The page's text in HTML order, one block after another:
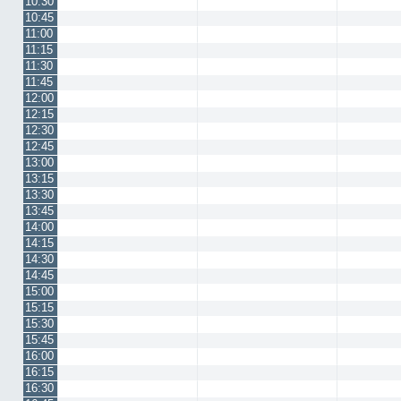
10:45
11:00
11:15
11:30
11:45
12:00
12:15
12:30
12:45
13:00
13:15
13:30
13:45
14:00
14:15
14:30
14:45
15:00
15:15
15:30
15:45
16:00
16:15
16:30